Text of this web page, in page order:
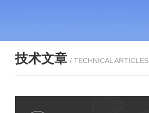
技术文章 / TECHNICAL ARTICLES